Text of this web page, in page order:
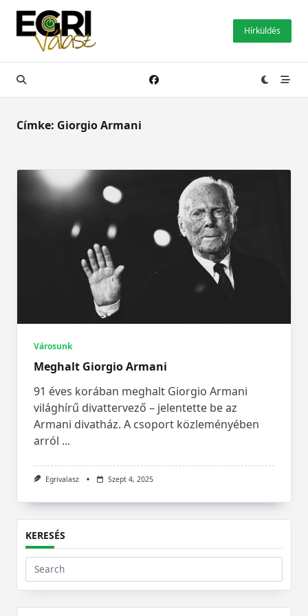
Skip
content
Hírküldés
Címke: Giorgio Armani
Városunk
Meghalt Giorgio Armani
91 éves korában meghalt Giorgio Armani
világhírű divattervező – jelentette be az
Armani divatház. A csoport közleményében
arról ...
Egrivalasz Szept 4, 2025
KERESÉS
Search
for: